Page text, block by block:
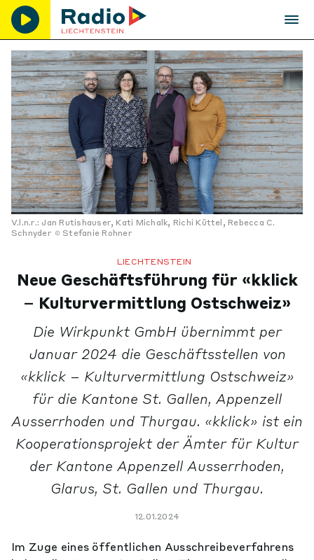
V.l.n.r.: Jan Rutishauser, Kati Michalk, Richi Küttel, Rebecca C.
Schnyder
Stefanie Rohner
LIECHTENSTEIN
Neue Geschäftsführung für «kklick
– Kulturvermittlung Ostschweiz»
Die Wirkpunkt GmbH übernimmt per
Januar 2024 die Geschäftsstellen von
«kklick – Kulturvermittlung Ostschweiz»
für die Kantone St. Gallen, Appenzell
Ausserrhoden und Thurgau. «kklick» ist ein
Kooperationsprojekt der Ämter für Kultur
der Kantone Appenzell Ausserrhoden,
Glarus, St. Gallen und Thurgau.
12.01.2024
Im Zuge eines öffentlichen Ausschreibeverfahrens